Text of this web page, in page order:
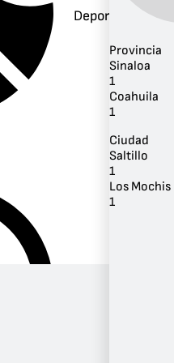
Deportes
Provincia
Sinaloa
1
Coahuila
1
Ciudad
Saltillo
1
Los Mochis
1